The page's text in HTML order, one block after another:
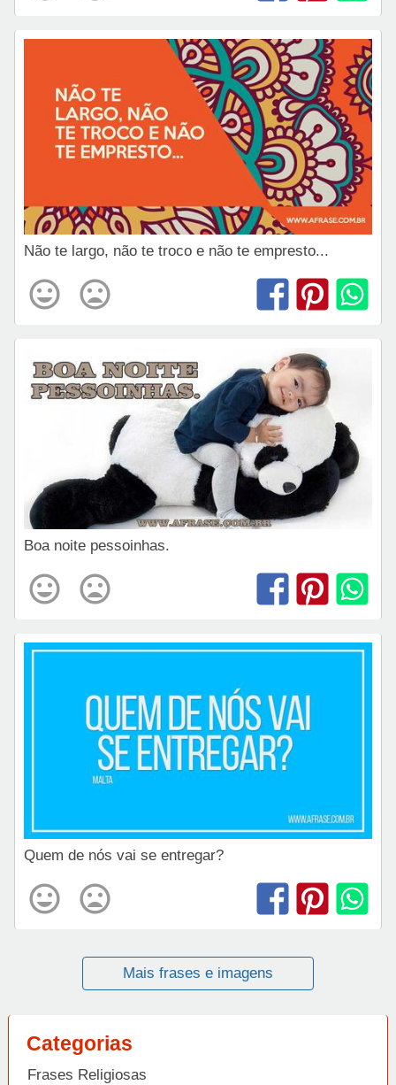
Não te largo, não te troco e não te empresto...
Boa noite pessoinhas.
Quem de nós vai se entregar?
Mais frases e imagens
Categorias
Frases Religiosas